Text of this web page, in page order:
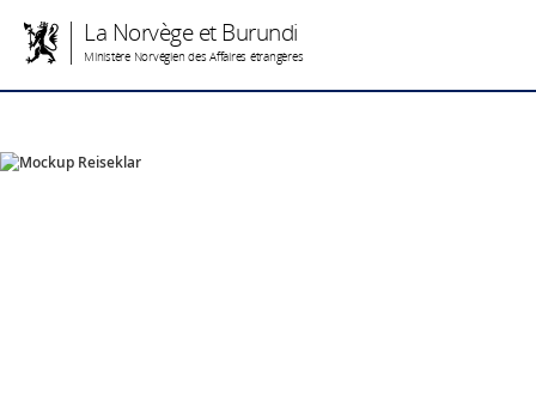
La Norvège et Burundi
Ministère Norvégien des Affaires étrangères